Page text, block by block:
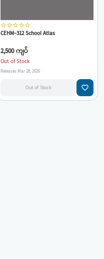
star_borderstar_borderstar_borderstar_borderstar_border
CEHM-312 School Atlas
2,500 ကျပ်
Out of Stock
Releases Mar 28, 2026
Out of Stock favorite_border